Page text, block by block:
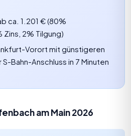
ca. 1.201 € (80%
Zins, 2% Tilgung)
Vorort mit günstigeren
Bahn-Anschluss in 7 Minuten
am Main 2026